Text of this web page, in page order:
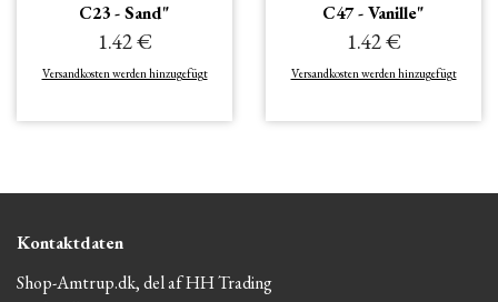
C23 - Sand"
1.42 €
Versandkosten werden hinzugefügt
C47 - Vanille"
1.42 €
Versandkosten werden hinzugefügt
Kontaktdaten
Shop-Amtrup.dk, del af HH Trading